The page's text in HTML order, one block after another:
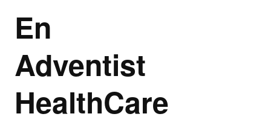
En
Adventist
HealthCare